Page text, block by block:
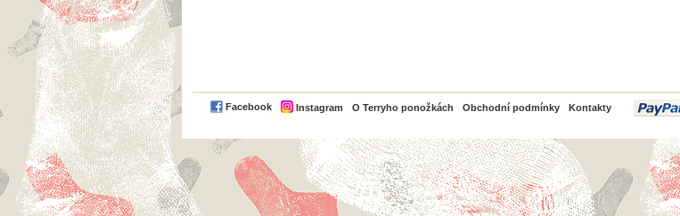
Facebook Instagram O Terryho ponožkách Obchodní podmínky Kontakty
PayPal